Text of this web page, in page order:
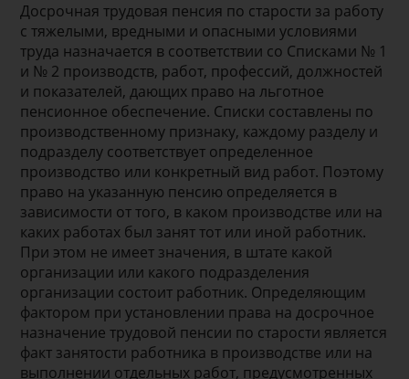
Досрочная трудовая пенсия по старости за работу
с тяжелыми, вредными и опасными условиями
труда назначается в соответствии со Списками № 1
и № 2 производств, работ, профессий, должностей
и показателей, дающих право на льготное
пенсионное обеспечение. Списки составлены по
производственному признаку, каждому разделу и
подразделу соответствует определенное
производство или конкретный вид работ. Поэтому
право на указанную пенсию определяется в
зависимости от того, в каком производстве или на
каких работах был занят тот или иной работник.
При этом не имеет значения, в штате какой
организации или какого подразделения
организации состоит работник. Определяющим
фактором при установлении права на досрочное
назначение трудовой пенсии по старости является
факт занятости работника в производстве или на
выполнении отдельных работ, предусмотренных